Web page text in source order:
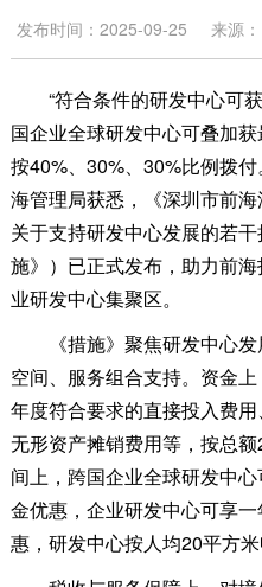
发布时间：2025-09-25 来源
“符合条件的研发中心可
国企业全球研发中心可叠加
按40%、30%、30%比例拨
海管理局获悉，《深圳市前
关于支持研发中心发展的若
施》）已正式发布，助力前
业研发中心集聚区。
《措施》聚焦研发中心发
空间、服务组合支持。资金
年度符合要求的直接投入费用
无形资产摊销费用等，按总
间上，跨国企业全球研发中
金优惠，企业研发中心可享
惠，研发中心按人均20平方米